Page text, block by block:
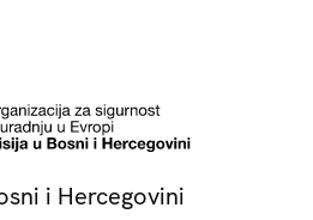
i Hercegovini